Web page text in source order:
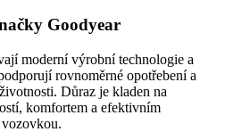
Goodyear
moderní výrobní technologie a
rovnoměrné opotřebení a
Důraz je kladen na
komfortem a efektivním